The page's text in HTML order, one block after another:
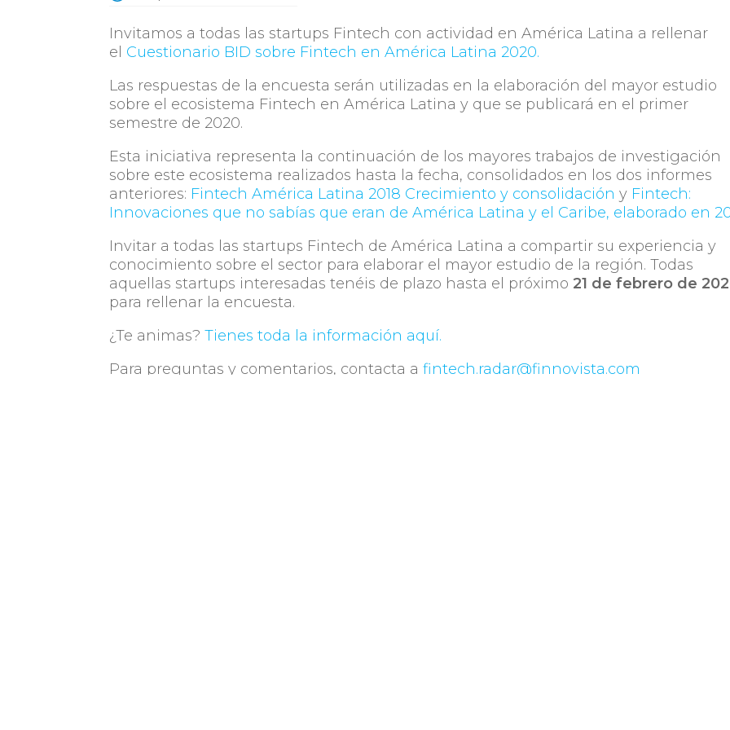
Invitamos a todas las startups Fintech con actividad en América Latina a rellenar
el Cuestionario BID sobre Fintech en América Latina 2020.
Las respuestas de la encuesta serán utilizadas en la elaboración del mayor estudio
sobre el ecosistema Fintech en América Latina y que se publicará en el primer
semestre de 2020.
Esta iniciativa representa la continuación de los mayores trabajos de investigación
sobre este ecosistema realizados hasta la fecha, consolidados en los dos informes
anteriores: Fintech América Latina 2018 Crecimiento y consolidación y Fintech:
Innovaciones que no sabías que eran de América Latina y el Caribe, elaborado en
Invitar a todas las startups Fintech de América Latina a compartir su experiencia y
conocimiento sobre el sector para elaborar el mayor estudio de la región. Todas
aquellas startups interesadas tenéis de plazo hasta el próximo 21 de febrero de
para rellenar la encuesta.
¿Te animas?Tienes toda la información aquí.
Para preguntas y comentarios, contacta afintech.radar@finnovista.com